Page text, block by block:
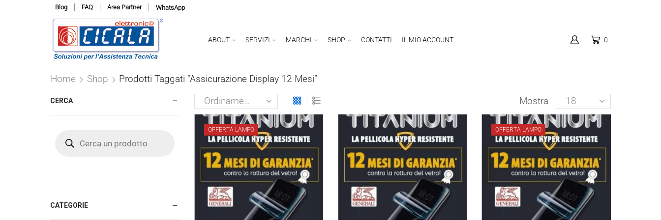
Blog FAQ Area Partner WhatsApp
ABOUT SERVIZI MARCHI SHOP CONTATTI IL MIO ACCOUNT 0
Home Shop
Prodotti Taggati “assicurazione Display 12 Mesi”
Mostra
Products
per
page
OFFERTA LAMPO OFFERTA LAMPO
CERCA
search
CATEGORIE